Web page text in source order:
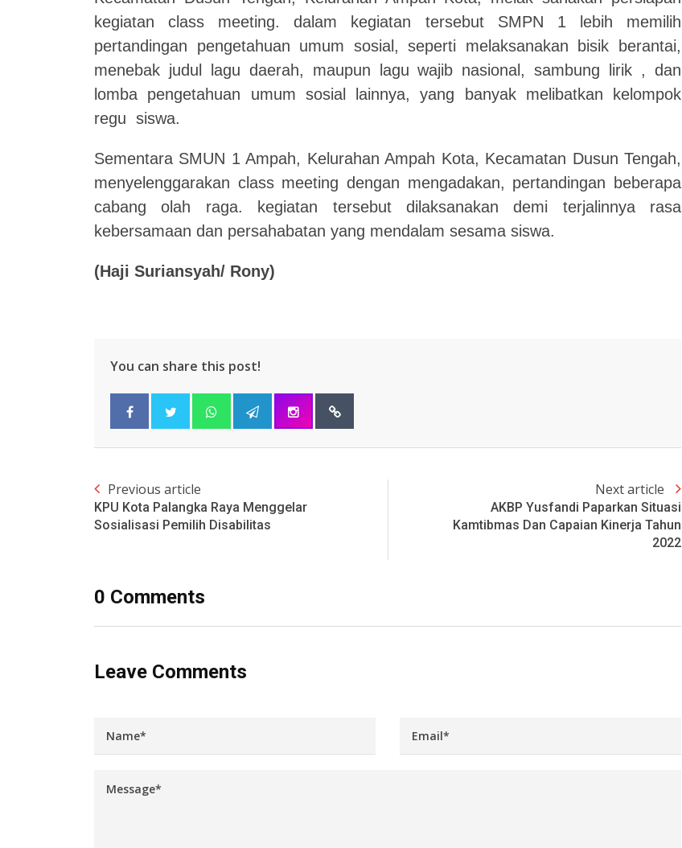
kegiatan class meeting. dalam kegiatan tersebut SMPN 1 lebih memilih
pertandingan pengetahuan umum sosial, seperti melaksanakan bisik berantai,
menebak judul lagu daerah, maupun lagu wajib nasional, sambung lirik , dan
lomba pengetahuan umum sosial lainnya, yang banyak melibatkan kelompok
regu siswa.
Sementara SMUN 1 Ampah, Kelurahan Ampah Kota, Kecamatan Dusun Tengah,
menyelenggarakan class meeting dengan mengadakan, pertandingan beberapa
cabang olah raga. kegiatan tersebut dilaksanakan demi terjalinnya rasa
kebersamaan dan persahabatan yang mendalam sesama siswa.
(Haji Suriansyah/ Rony)
You can share this post!
Previous article
KPU Kota Palangka Raya Menggelar
Sosialisasi Pemilih Disabilitas
Next article
AKBP Yusfandi Paparkan Situasi
Kamtibmas Dan Capaian Kinerja Tahun
2022
0 Comments
Leave Comments